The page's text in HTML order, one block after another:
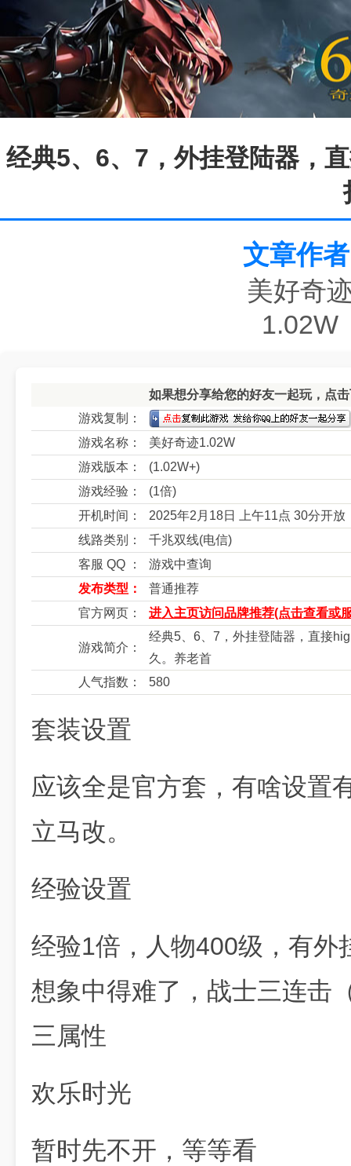
经典5、6、7，外挂登陆器，
文章作
美好奇
1.02W
如果想分享给您的好友一起玩，点
游戏复制：
游戏名称：
美好奇迹1.02W
游戏版本：
(1.02W+)
游戏经验：
(1倍)
开机时间：
2025年2月18日 上午11点 30分开放
线路类别：
千兆双线(电信)
客服 QQ ：
游戏中查询
发布类型：
普通推荐
官方网页：
进入主页访问品牌推荐(点击查看或
游戏简介：
经典5、6、7，外挂登陆器，直接
久。养老首
人气指数：
580
套装设置
应该全是官方套，有啥设置
立马改。
经验设置
经验1倍，人物400级，有外
想象中得难了，战士三连击
三属性
欢乐时光
暂时先不开，等等看